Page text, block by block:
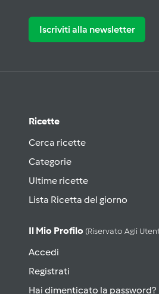
Iscriviti alla newsletter
Ricette
Cerca ricette
Categorie
Ultime ricette
Lista Ricetta del giorno
Il Mio Profilo (riservato Agli
Accedi
Registrati
Hai dimenticato la password?